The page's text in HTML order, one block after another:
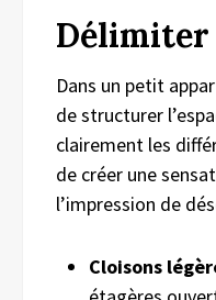
Délimiter
Dans un petit
de structurer
clairement les
de créer une
l’impression de
Cloisons